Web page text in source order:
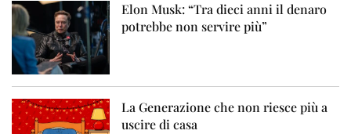
Elon Musk: “Tra dieci anni il denaro
potrebbe non servire più”
La Generazione che non riesce più a
uscire di casa